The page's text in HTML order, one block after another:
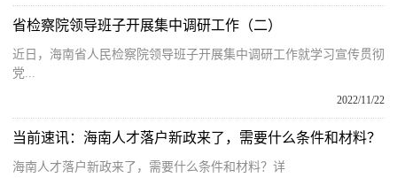
省检察院领导班子开展集中调研工作（二）
近日，海南省人民检察院领导班子开展集中调研工作就学习宣传贯彻
党...
2022/11/22
当前速讯：海南人才落户新政来了，需要什么条件和材料？
海南人才落户新政来了，需要什么条件和材料？详